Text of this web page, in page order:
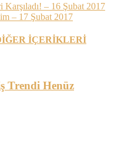
– 16 Şubat 2017
– 17 Şubat 2017
İÇERİKLERİ
Trendi Henüz